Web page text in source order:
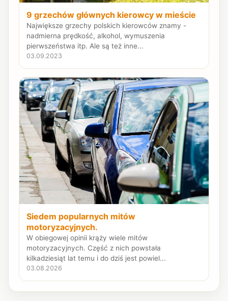
9 grzechów głównych kierowcy w mieście
Największe grzechy polskich kierowców znamy -
nadmierna prędkość, alkohol, wymuszenia
pierwszeństwa itp. Ale są też inne...
03.09.2023
Siedem popularnych mitów
motoryzacyjnych.
W obiegowej opinii krąży wiele mitów
motoryzacyjnych. Część z nich powstała
kilkadziesiąt lat temu i do dziś jest powiel...
03.08.2026